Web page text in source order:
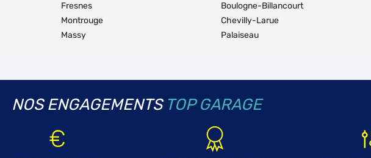
Fresnes
Montrouge
Massy
Boulogne-Billancourt
Chevilly-Larue
Palaiseau
NOS ENGAGEMENTS TOP GARAGE